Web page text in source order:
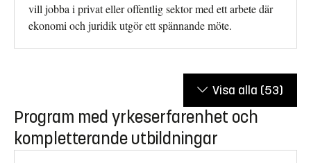
vill jobba i privat eller offentlig sektor med ett arbete där
ekonomi och juridik utgör ett spännande möte.
Visa alla (53)
Program med yrkeserfarenhet och
kompletterande utbildningar